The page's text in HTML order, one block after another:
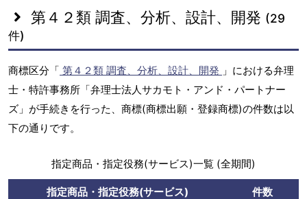
第４２類 調査、分析、設計、開発 (29
件)
商標区分「 第４２類 調査、分析、設計、開発 」における弁理
士・特許事務所「弁理士法人サカモト・アンド・パートナー
ズ」が手続きを行った、商標(商標出願・登録商標)の件数は以
下の通りです。
指定商品・指定役務(サービス)一覧 (全期間)
指定商品・指定役務(サービス)
件数